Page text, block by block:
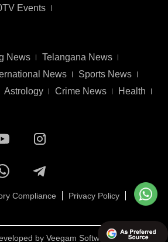
Events
News
Telangana News
News
Sports News
Astrology Crime News Health
Compliance
Privacy Policy
by Veegam Software Pvt Ltd.